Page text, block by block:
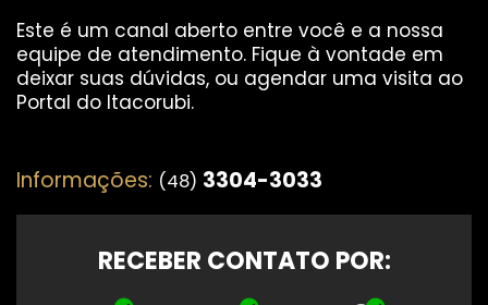
Este é um canal aberto entre você e a nossa
equipe de atendimento. Fique à vontade em
deixar suas dúvidas, ou agendar uma visita ao
Portal do Itacorubi.
Informações: (48) 3304-3033
RECEBER CONTATO POR: